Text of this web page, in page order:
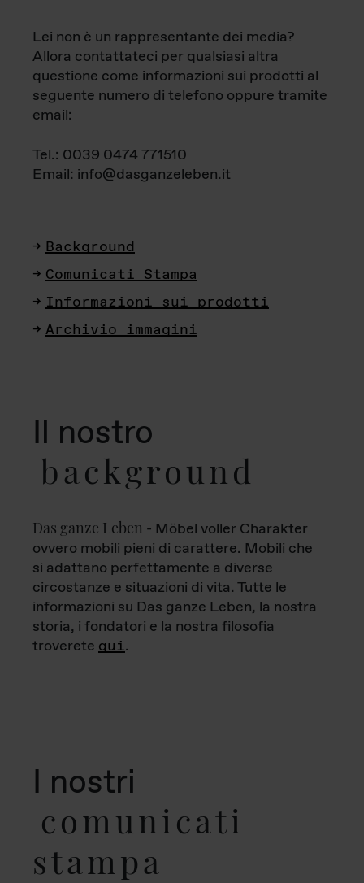
Lei non è un rappresentante dei media?
Allora contattateci per qualsiasi altra
questione come informazioni sui prodotti al
seguente numero di telefono oppure tramite
email:
Tel.: 0039 0474 771510
Email: info@dasganzeleben.it
Background
Comunicati Stampa
Informazioni sui prodotti
Archivio immagini
Il nostro
background
Das ganze Leben - Möbel voller Charakter
ovvero mobili pieni di carattere. Mobili che
si adattano perfettamente a diverse
circostanze e situazioni di vita. Tutte le
informazioni su Das ganze Leben, la nostra
storia, i fondatori e la nostra filosofia
troverete qui.
I nostri
comunicati
stampa